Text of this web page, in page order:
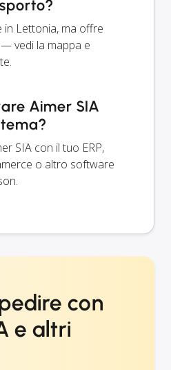
in Lettonia, ma offre
vedi la mappa e
Aimer SIA
SIA con il tuo ERP,
o altro software
con
e altri